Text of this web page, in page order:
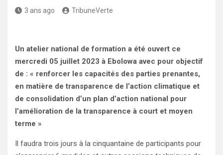
3 ans ago TribuneVerte
Un atelier national de formation a été ouvert ce
mercredi 05 juillet 2023 à Ebolowa avec pour objectif
de : « renforcer les capacités des parties prenantes,
en matière de transparence de l’action climatique et
de consolidation d’un plan d’action national pour
l’amélioration de la transparence à court et moyen
terme »
Il faudra trois jours à la cinquantaine de participants pour